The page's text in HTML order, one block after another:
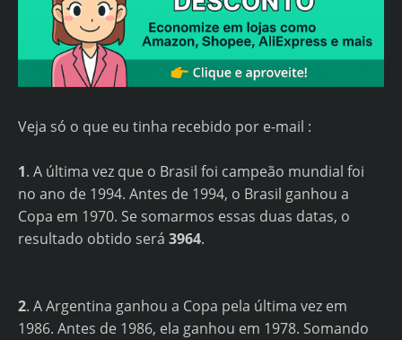
Veja só o que eu tinha recebido por e-mail :
1. A última vez que o Brasil foi campeão mundial foi
no ano de 1994. Antes de 1994, o Brasil ganhou a
Copa em 1970. Se somarmos essas duas datas, o
resultado obtido será 3964.
2. A Argentina ganhou a Copa pela última vez em
1986. Antes de 1986, ela ganhou em 1978. Somando